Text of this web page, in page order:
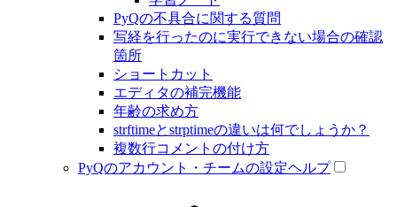
PyQの不具合に関する質問
写経を行ったのに実行できない場合の確認
箇所
ショートカット
エディタの補完機能
年齢の求め方
strftimeとstrptimeの違いは何でしょうか？
複数行コメントの付け方
PyQのアカウント・チームの設定ヘルプ